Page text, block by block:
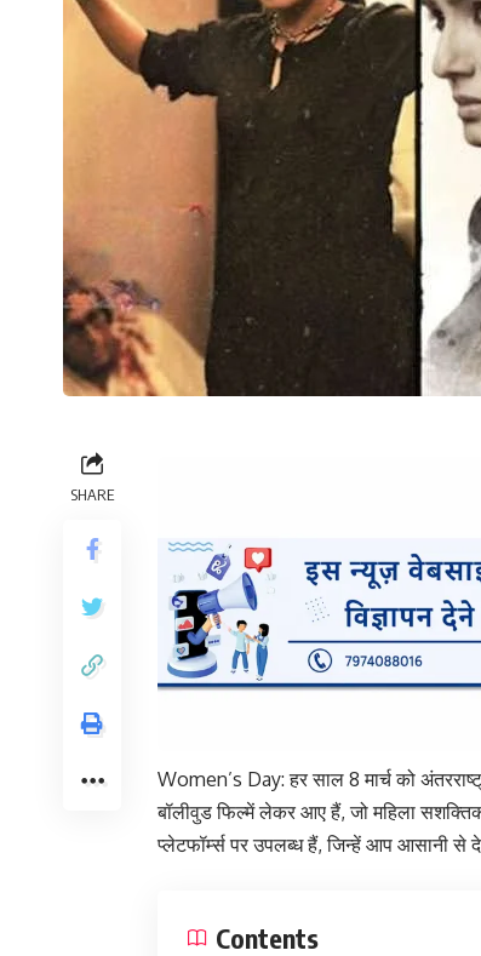
SHARE
Women’s Day: हर साल 8 मार्च को
बॉलीवुड फिल्में लेकर आए हैं, जो महिला
प्लेटफॉर्म्स पर उपलब्ध हैं, जिन्हें आप आसानी
Contents